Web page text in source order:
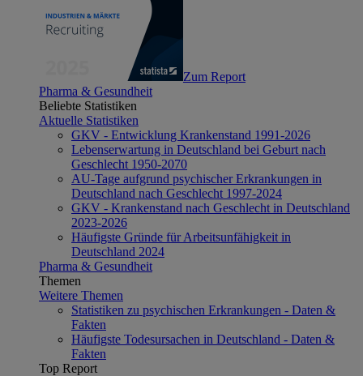
Zum Report
Pharma & Gesundheit
Beliebte Statistiken
Aktuelle Statistiken
GKV - Entwicklung Krankenstand 1991-2026
Lebenserwartung in Deutschland bei Geburt nach
Geschlecht 1950-2070
AU-Tage aufgrund psychischer Erkrankungen in
Deutschland nach Geschlecht 1997-2024
GKV - Krankenstand nach Geschlecht in Deutschland
2023-2026
Häufigste Gründe für Arbeitsunfähigkeit in
Deutschland 2024
Pharma & Gesundheit
Themen
Weitere Themen
Statistiken zu psychischen Erkrankungen - Daten &
Fakten
Häufigste Todesursachen in Deutschland - Daten &
Fakten
Top Report